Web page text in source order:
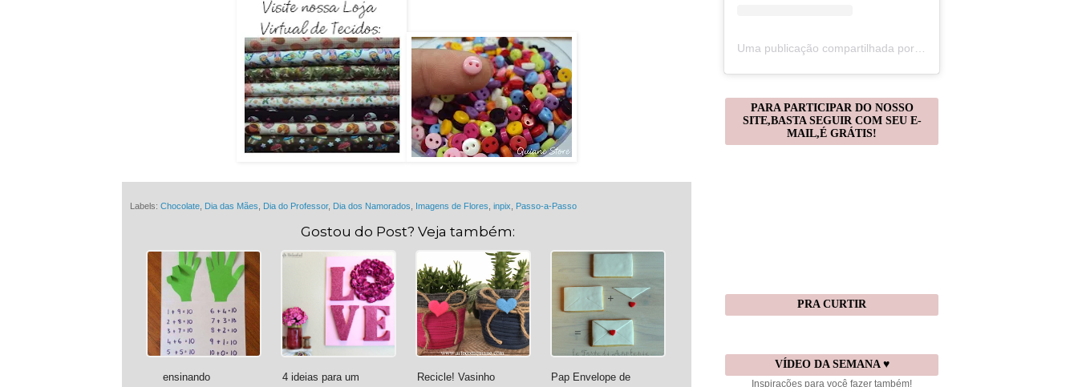
Labels: Chocolate Dia das Mães Dia do Professor, Dia dos Namorados Imagens de Flores inpix Passo-a-Passo
Gostou do Post? Veja também:
ensinando
4 ideias para um
Recicle! Vasinho
Pap Envelope de
Uma publicação compartilhada por Christiane Gonçalves (@artecomquiane)
PARA PARTICIPAR DO NOSSO
SITE,BASTA SEGUIR COM SEU E-
MAIL,É GRÁTIS!
PRA CURTIR
VÍDEO DA SEMANA ♥
Inspirações para você fazer também!